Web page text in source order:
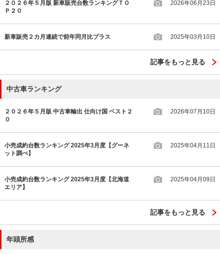
２０２６年５月版 新車販売台数ランキングＴＯ
Ｐ２０
2026年06月23日
新車販売２カ月連続で前年同月比プラス 2025年03月10日
記事をもっと見る
中古車ランキング
２０２６年５月版 中古車輸出 仕向け国 ベスト２
０
2026年07月10日
小売成約台数ランキング 2025年3月度【グーネ
ット調べ】
2025年04月11日
小売成約台数ランキング 2025年3月度【北海道
エリア】
2025年04月09日
記事をもっと見る
年頭所感